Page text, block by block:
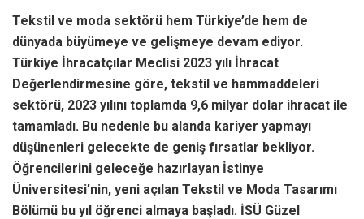
Tekstil ve moda sektörü hem Türkiye’de hem de
dünyada büyümeye ve gelişmeye devam ediyor.
Türkiye İhracatçılar Meclisi 2023 yılı İhracat
Değerlendirmesine göre, tekstil ve hammaddeleri
sektörü, 2023 yılını toplamda 9,6 milyar dolar ihracat ile
tamamladı. Bu nedenle bu alanda kariyer yapmayı
düşünenleri gelecekte de geniş fırsatlar bekliyor.
Öğrencilerini geleceğe hazırlayan İstinye
Üniversitesi’nin, yeni açılan Tekstil ve Moda Tasarımı
Bölümü bu yıl öğrenci almaya başladı. İSÜ Güzel